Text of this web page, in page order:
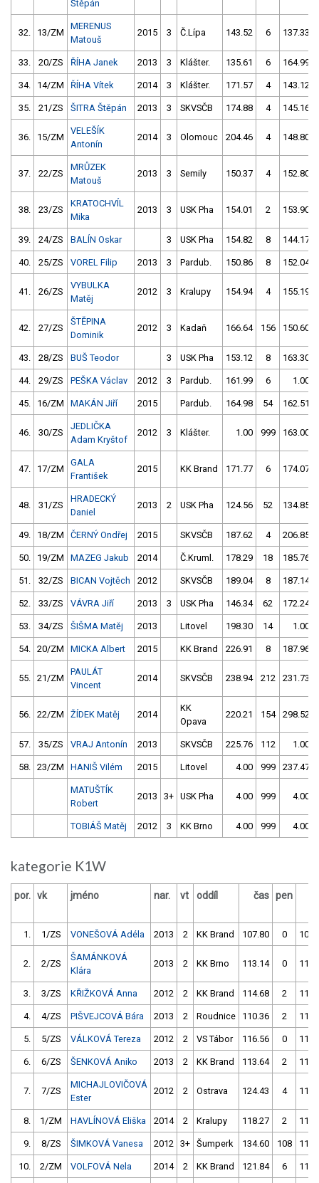
Štěpán
32. 13/ZM
MERENUS
Matouš
2015 3 Č.Lípa 143.52 6 137.33
33. 20/ZS ŘÍHA Janek 2013 3 Klášter. 135.61 6 164.99
34. 14/ZM ŘÍHA Vítek 2014 3 Klášter. 171.57 4 143.12
35. 21/ZS ŠITRA Štěpán 2013 3 SKVSČB 174.88 4 145.16
36. 15/ZM
VELEŠÍK
Antonín
2014 3 Olomouc 204.46 4 148.80
37. 22/ZS
MRŮZEK
Matouš
2013 3 Semily 150.37 4 152.80
38. 23/ZS
KRATOCHVÍL
Mika
2013 3 USK Pha 154.01 2 153.90
39. 24/ZS BALÍN Oskar 3 USK Pha 154.82 8 144.17
40. 25/ZS VOREL Filip 2013 3 Pardub. 150.86 8 152.04
41. 26/ZS
VYBULKA
Matěj
2012 3 Kralupy 154.94 4 155.19
42. 27/ZS
ŠTĚPINA
Dominik
2012 3 Kadaň 166.64 156 150.60
43. 28/ZS BUŠ Teodor 3 USK Pha 153.12 8 163.30
44. 29/ZS PEŠKA Václav 2012 3 Pardub. 161.99 6 1.00
45. 16/ZM MAKÁN Jiří 2015 Pardub. 164.98 54 162.51
46. 30/ZS
JEDLIČKA
Adam Kryštof
2012 3 Klášter. 1.00 999 163.00
47. 17/ZM
GALA
František
2015 KK Brand 171.77 6 174.07
48. 31/ZS
HRADECKÝ
Daniel
2013 2 USK Pha 124.56 52 134.85
49. 18/ZM ČERNÝ Ondřej 2015 SKVSČB 187.62 4 206.85
50. 19/ZM MAZEG Jakub 2014 Č.Kruml. 178.29 18 185.76
51. 32/ZS BICAN Vojtěch 2012 SKVSČB 189.04 8 187.14
52. 33/ZS VÁVRA Jiří 2013 3 USK Pha 146.34 62 172.24
53. 34/ZS ŠIŠMA Matěj 2013 Litovel 198.30 14 1.00
54. 20/ZM MICKA Albert 2015 KK Brand 226.91 8 187.96
55. 21/ZM
PAULÁT
Vincent
2014 SKVSČB 238.94 212 231.73
56. 22/ZM ŽÍDEK Matěj 2014
KK
Opava
220.21 154 298.52
57. 35/ZS VRAJ Antonín 2013 SKVSČB 225.76 112 1.00
58. 23/ZM HANIŠ Vilém 2015 Litovel 4.00 999 237.47
MATUŠTÍK
Robert
2013 3+ USK Pha 4.00 999 4.00
TOBIÁŠ Matěj 2012 3 KK Brno 4.00 999 4.00
kategorie K1W
por. vk jméno nar. vt oddíl čas pen
1. 1/ZS VONEŠOVÁ Adéla 2013 2 KK Brand 107.80 0
2. 2/ZS
ŠAMÁNKOVÁ
Klára
2013 2 KK Brno 113.14 0
3. 3/ZS KŘIŽKOVÁ Anna 2012 2 KK Brand 114.68 2
4. 4/ZS PIŠVEJCOVÁ Bára 2013 2 Roudnice 110.36 2
5. 5/ZS VÁLKOVÁ Tereza 2012 2 VS Tábor 116.56 0
6. 6/ZS ŠENKOVÁ Aniko 2013 2 KK Brand 113.64 2
7. 7/ZS
MICHAJLOVIČOVÁ
Ester
2012 2 Ostrava 124.43 4
8. 1/ZM HAVLÍNOVÁ Eliška 2014 2 Kralupy 118.27 2
9. 8/ZS ŠIMKOVÁ Vanesa 2012 3+ Šumperk 134.60 108
10. 2/ZM VOLFOVÁ Nela 2014 2 KK Brand 121.84 6